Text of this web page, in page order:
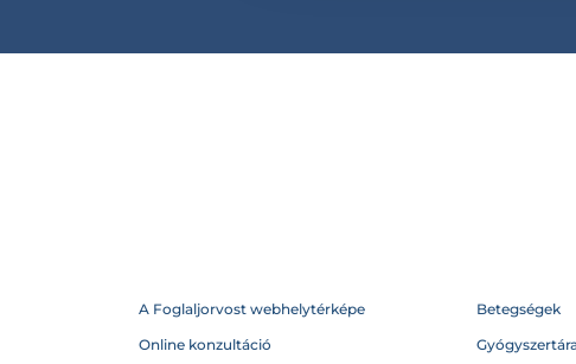
A Foglaljorvost webhelytérképe
Online konzultáció
Betegségek